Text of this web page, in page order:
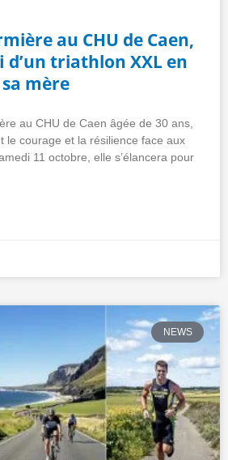
au CHU de Caen,
d’un triathlon XXL en
mère
au CHU de Caen âgée de 30 ans,
le courage et la résilience face aux
11 octobre, elle s’élancera pour
NEWS